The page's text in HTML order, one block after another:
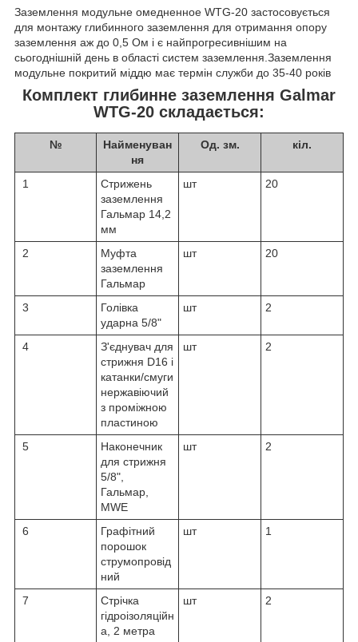
Заземлення модульне омедненное WTG-20 застосовується
для монтажу глибинного заземлення для отримання опору
заземлення аж до 0,5 Ом і є найпрогресивнішим на
сьогоднішній день в області систем заземлення.Заземлення
модульне покритий міддю має термін служби до 35-40 років
Комплект глибинне заземлення Galmar
WTG-20 складається:
№
Найменуван
ня
Од. зм. кіл.
1
Стрижень
заземлення
Гальмар 14,2
мм
шт 20
2
Муфта
заземлення
Гальмар
шт 20
3
Голівка
ударна 5/8"
шт 2
4
З'єднувач для
стрижня D16 і
катанки/смуги
нержавіючий
з проміжною
пластиною
шт 2
5
Наконечник
для стрижня
5/8",
Гальмар,
MWE
шт 2
6
Графітний
порошок
струмопровід
ний
шт 1
7
Стрічка
гідроізоляційн
а, 2 метра
шт 2